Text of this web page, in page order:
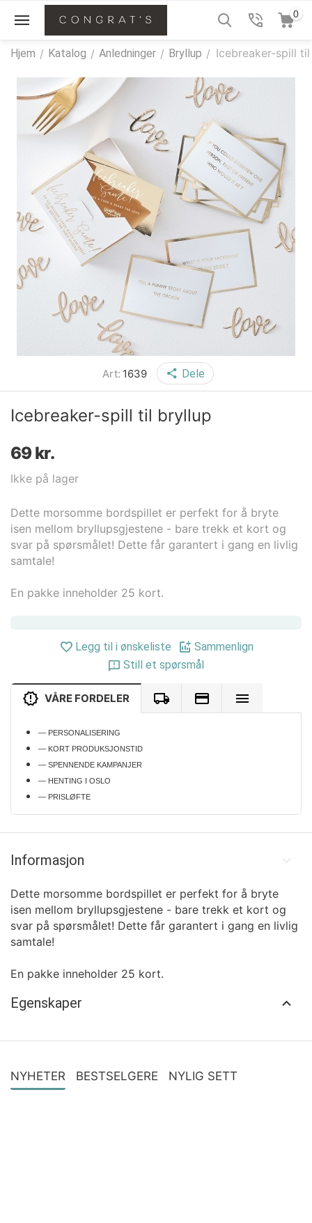
0
Hjem / Katalog / Anledninger / Bryllup / Icebreaker-spill
Art: 1639 Dele
Icebreaker-spill til bryllup
69 kr.
Ikke på lager
Dette morsomme bordspillet er perfekt for å bryte
isen mellom bryllupsgjestene - bare trekk et kort og
svar på spørsmålet! Dette får garantert i gang en livlig
samtale!
En pakke inneholder 25 kort.
Legg til i ønskeliste
Sammenlign
Still et spørsmål
VÅRE FORDELER
— PERSONALISERING
— KORT PRODUKSJONSTID
— SPENNENDE KAMPANJER
— HENTING I OSLO
— PRISLØFTE
Informasjon
Dette morsomme bordspillet er perfekt for å bryte
isen mellom bryllupsgjestene - bare trekk et kort og
svar på spørsmålet! Dette får garantert i gang en livlig
samtale!
En pakke inneholder 25 kort.
Egenskaper
NYHETER BESTSELGERE NYLIG SETT